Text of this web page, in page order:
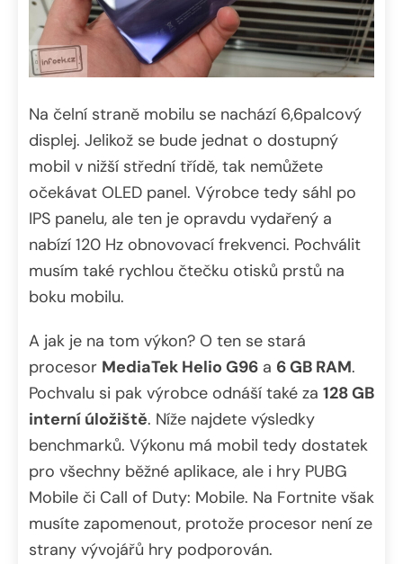
Na čelní straně mobilu se nachází 6,6palcový
displej. Jelikož se bude jednat o dostupný
mobil v nižší střední třídě, tak nemůžete
očekávat OLED panel. Výrobce tedy sáhl po
IPS panelu, ale ten je opravdu vydařený a
nabízí 120 Hz obnovovací frekvenci. Pochválit
musím také rychlou čtečku otisků prstů na
boku mobilu.
A jak je na tom výkon? O ten se stará
procesor MediaTek Helio G96 a 6 GB RAM.
Pochvalu si pak výrobce odnáší také za 128 GB
interní úložiště. Níže najdete výsledky
benchmarků. Výkonu má mobil tedy dostatek
pro všechny běžné aplikace, ale i hry PUBG
Mobile či Call of Duty: Mobile. Na Fortnite však
musíte zapomenout, protože procesor není ze
strany vývojářů hry podporován.